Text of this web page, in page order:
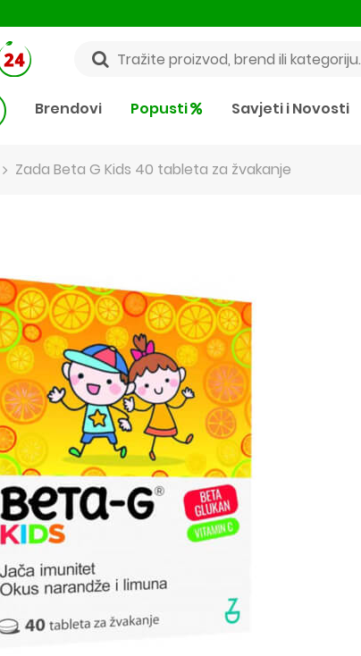
Brendovi Popusti Savjeti i Novosti
Zada Beta G Kids 40 tableta za žvakanje